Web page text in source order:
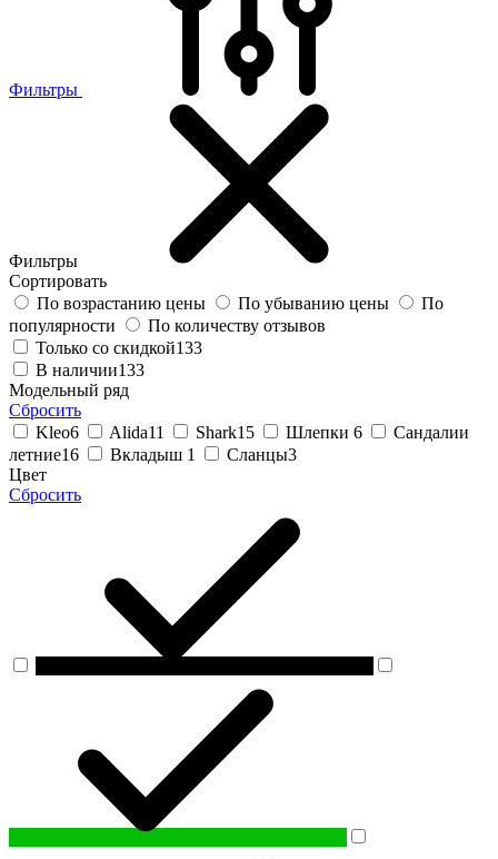
Фильтры
Фильтры
Сортировать
По возрастанию цены
По убыванию цены
По
популярности
По количеству отзывов
Только со скидкой133
В наличии133
Модельный ряд
Сбросить
Kleo6 Alida11 Shark15 Шлепки 6
Сандалии
летние16 Вкладыш 1 Сланцы3
Цвет
Сбросить